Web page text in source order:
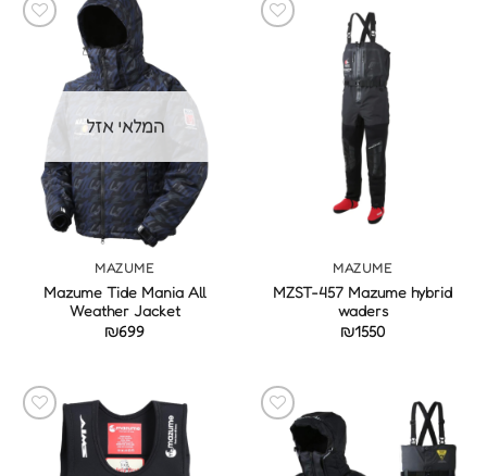
MAZUME
MZST-457 Mazume hybrid
waders
₪1550
המלאי אזל
MAZUME
Mazume Tide Mania All
Weather Jacket
₪699